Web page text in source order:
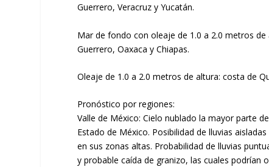
Guerrero, Veracruz y Yucatán.
Mar de fondo con oleaje de 1.0 a 2.0 metros
Guerrero, Oaxaca y Chiapas.
Oleaje de 1.0 a 2.0 metros de altura: costa de
Pronóstico por regiones:
Valle de México: Cielo nublado la mayor parte
Estado de México. Posibilidad de lluvias
en sus zonas altas. Probabilidad de lluvias
y probable caída de granizo, las cuales podrían